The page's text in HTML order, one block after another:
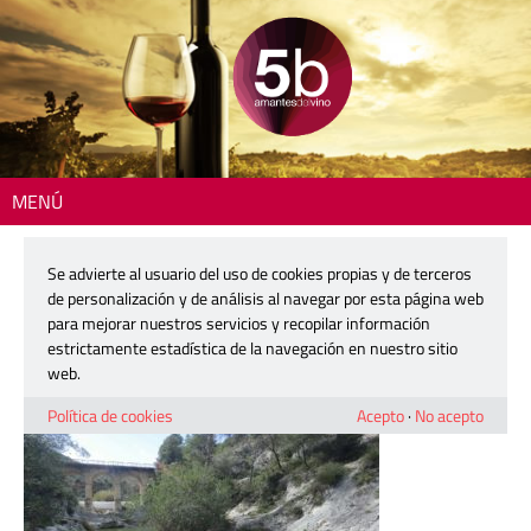
MENÚ
180315-ontinyent-52-baja
12 abril, 2018
Se advierte al usuario del uso de cookies propias y de terceros
de personalización y de análisis al navegar por esta página web
para mejorar nuestros servicios y recopilar información
estrictamente estadística de la navegación en nuestro sitio
web.
Política de cookies
Acepto· No acepto